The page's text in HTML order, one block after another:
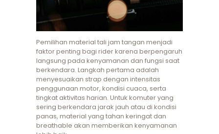
Pemilihan material tali jam tangan menjadi
faktor penting bagi rider karena berpengaruh
langsung pada kenyamanan dan fungsi saat
berkendara. Langkah pertama adalah
menyesuaikan strap dengan intensitas
penggunaan motor, kondisi cuaca, serta
tingkat aktivitas harian. Untuk komuter yang
sering berkendara jarak jauh atau di kondisi
panas, material yang tahan keringat dan
breathable akan memberikan kenyamanan